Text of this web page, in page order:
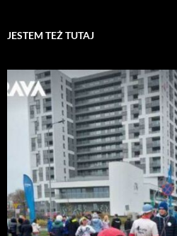
JESTEM TEŻ TUTAJ